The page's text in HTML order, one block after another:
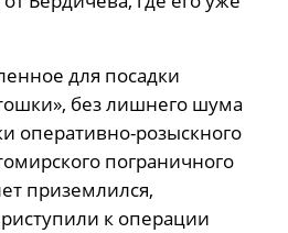
для посадки
без лишнего шума
оперативно-розыскного
пограничного
приземлился,
к операции